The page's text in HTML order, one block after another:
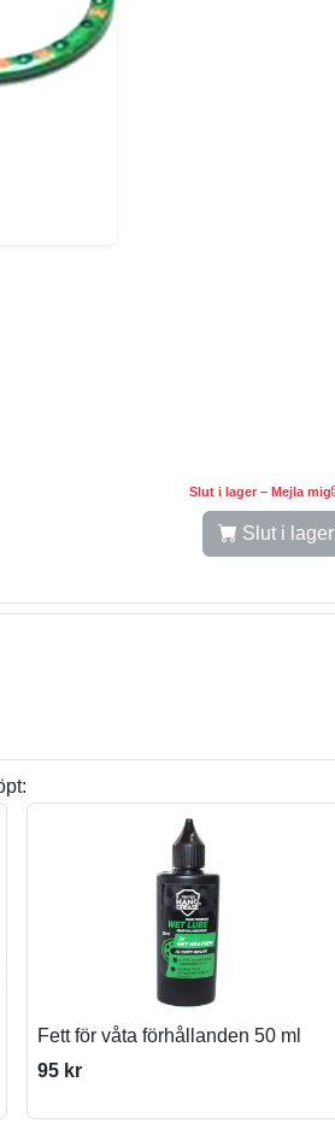
Slut i lager – Mejla mig
Slut i lager
Fett för våta förhållanden 50 ml
95 kr